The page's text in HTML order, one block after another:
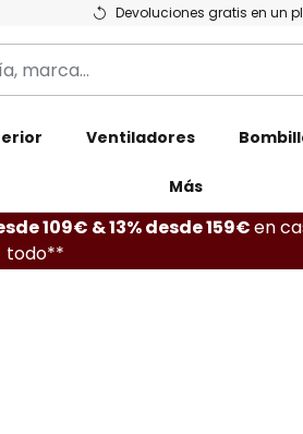
Devoluciones gratis en un
Ventiladores
Más
109€ & 13% desde 159€en
todo**